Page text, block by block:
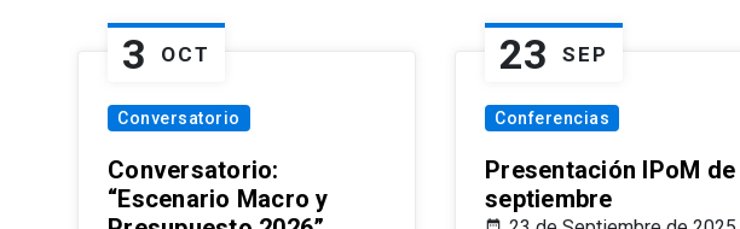
3 OCT
Conversatorio
Conversatorio:
“Escenario Macro y
23 SEP
Conferencias
Presentación IPoM de
septiembre